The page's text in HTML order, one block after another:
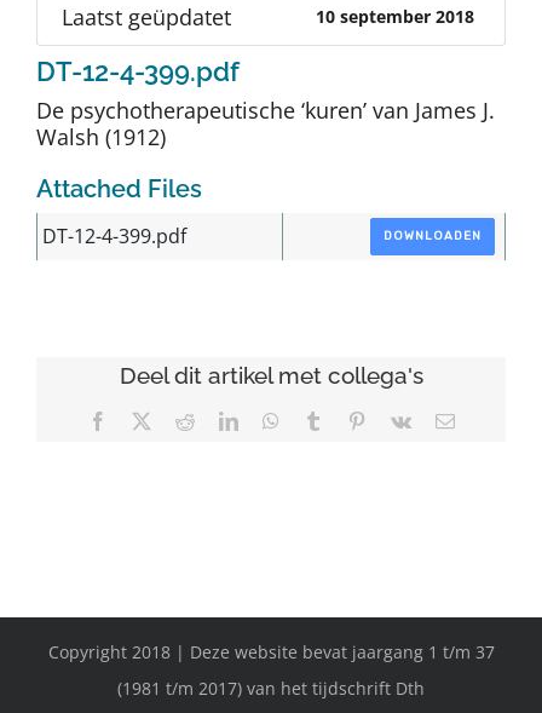
Laatst geüpdatet 10 september 2018
DT-12-4-399.pdf
De psychotherapeutische ‘kuren’ van James J.
Walsh (1912)
Attached Files
DT-12-4-399.pdf DOWNLOADEN
Deel dit artikel met collega's
Facebook RedditLinkedInWhatsApp
Tumblr Pinterest
Vk
E-
Copyright 2018 | Deze website bevat jaargang 1 t/m 37
(1981 t/m 2017) van het tijdschrift Dth